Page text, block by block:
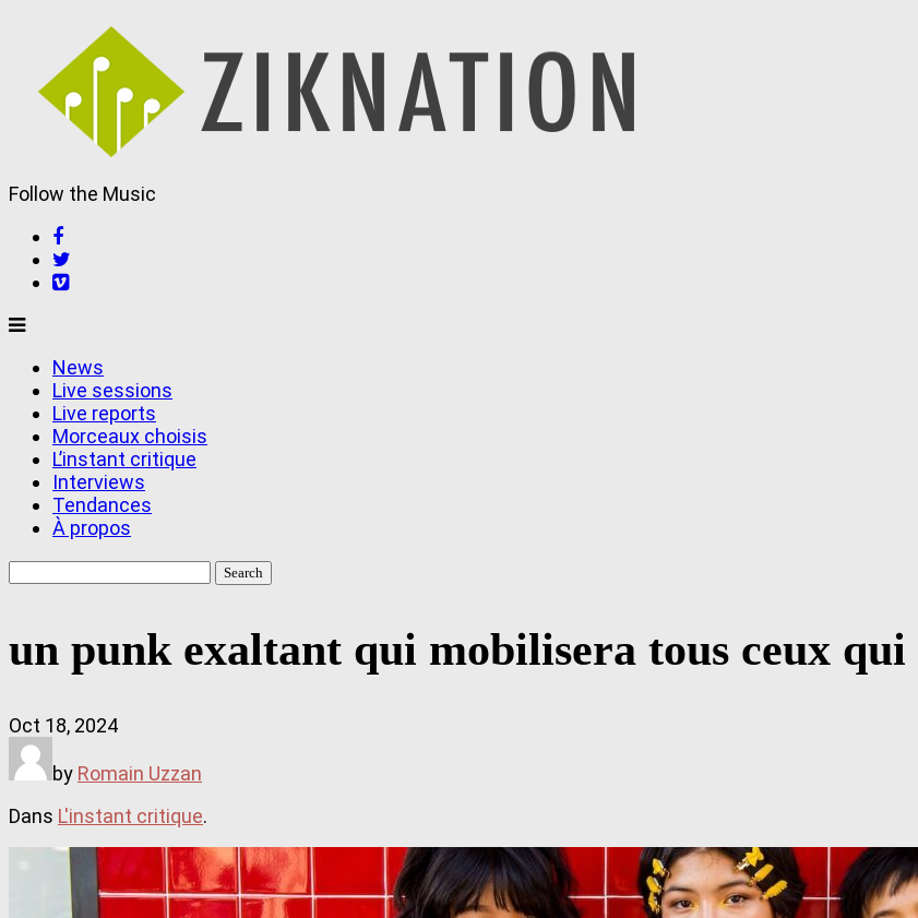
Follow the Music
Skip
content
News
Live sessions
Live reports
Morceaux choisis
L’instant critique
Interviews
Tendances
À propos
Search
un punk exaltant qui mobilisera tous ceux
Oct 18, 2024
by Romain Uzzan
Dans L'instant critique.